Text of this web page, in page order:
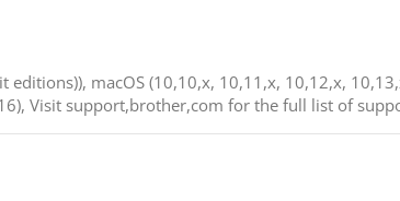
editions)), macOS (10,10,x, 10,11,x, 10,12,x,
Visit support,brother,com for the full list of